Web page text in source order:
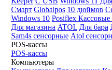
Смарт Globalpos 10 дюймов
Windows 10 Posiflex Кассовые
Для магазина ATOL Для бара
Sam4s сенсорные Atol
POS-кассы
POS-кассы
Компьютеры